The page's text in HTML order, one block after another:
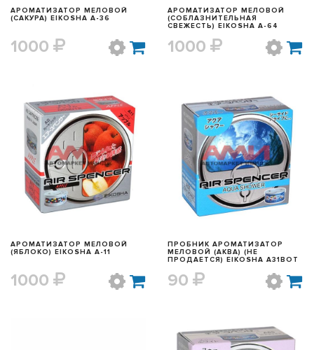
АРОМАТИЗАТОР МЕЛОВОЙ
(САКУРА) EIKOSHA A-36
1000
АРОМАТИЗАТОР МЕЛОВОЙ
(СОБЛАЗНИТЕЛЬНАЯ
СВЕЖЕСТЬ) EIKOSHA A-64
1000
БЫСТРЫЙ ПРОСМОТР
АРОМАТИЗАТОР МЕЛОВОЙ
(ЯБЛОКО) EIKOSHA A-11
1000
БЫСТРЫЙ ПРОСМОТР
ПРОБНИК АРОМАТИЗАТОР
МЕЛОВОЙ (АКВА) (НЕ
ПРОДАЕТСЯ) EIKOSHA A31BOT
90